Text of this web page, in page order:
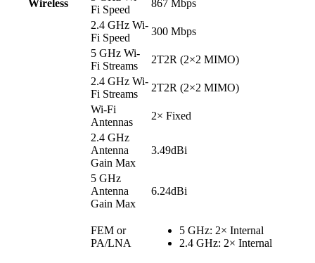
Wireless
Fi Speed
867 Mbps
2.4 GHz Wi-
Fi Speed
300 Mbps
5 GHz Wi-
Fi Streams
2T2R (2×2 MIMO)
2.4 GHz Wi-
Fi Streams
2T2R (2×2 MIMO)
Wi-Fi
Antennas
2× Fixed
2.4 GHz
Antenna
Gain Max
3.49dBi
5 GHz
Antenna
Gain Max
6.24dBi
FEM or
PA/LNA
5 GHz: 2× Internal
2.4 GHz: 2× Internal